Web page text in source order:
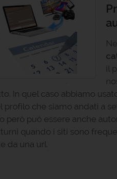
il
In quel caso abbiamo
profilo che siamo andati a
però può essere anche
quando i siti sono
da una url.